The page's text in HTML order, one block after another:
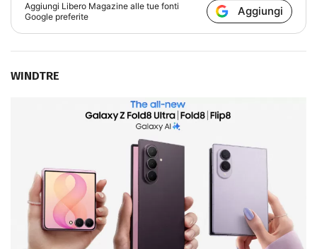
Aggiungi Libero Magazine alle tue fonti
Google preferite
Aggiungi
WINDTRE